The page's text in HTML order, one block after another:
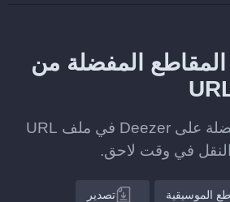
المفضلة من
احفظ مقاطعك المفضلة على Deezer في ملف URL
النقل في وقت لاحق.
الموسيقية تصدير